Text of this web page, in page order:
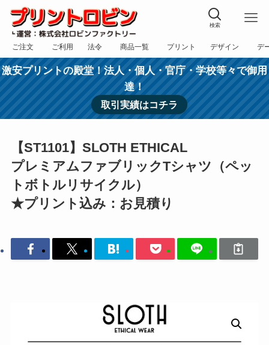
検索
ご注文
フォーム
ご利用
規約
法令
表記
商品一覧
カテゴリー
プリント
方法
デザイン
依頼
デ
入
激安プリントの殿堂！法人・個人・官庁・学校等々で御用
達！
取引実績はコチラ
【ST1101】SLOTH ETHICAL
プレミアムファブリックTシャツ（ペッ
トボトルリサイクル）
★プリント込み：お見積り